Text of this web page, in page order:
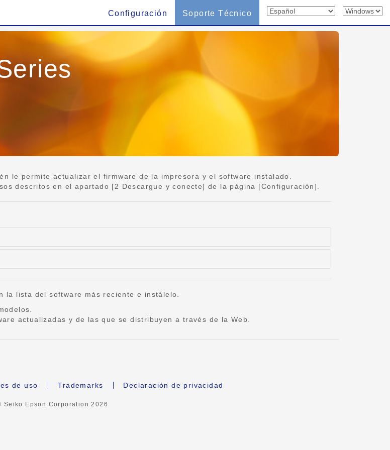
Configuración Soporte Técnico
le permite actualizar el firmware de la impresora y el software instalado.
descritos en el apartado [2 Descargue y conecte] de la página [Configuración].
la lista del software más reciente e instálelo.
actualizadas y de las que se distribuyen a través de la Web.
de uso Trademarks Declaración de privacidad
Seiko Epson Corporation2026